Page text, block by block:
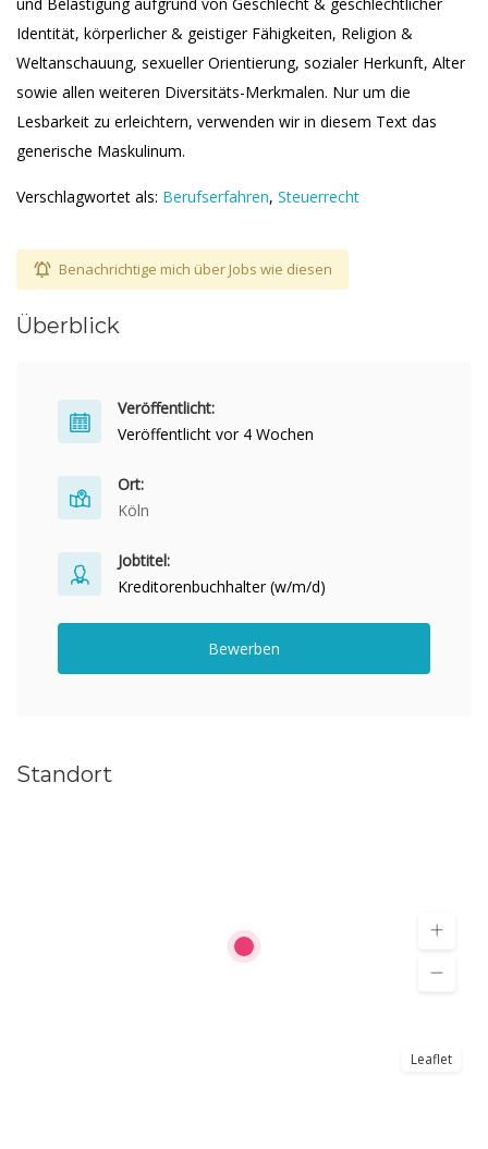
Identität, körperlicher & geistiger Fähigkeiten, Religion &
Weltanschauung, sexueller Orientierung, sozialer Herkunft, Alter
sowie allen weiteren Diversitäts-Merkmalen. Nur um die
Lesbarkeit zu erleichtern, verwenden wir in diesem Text das
generische Maskulinum.
Verschlagwortet als: Berufserfahren, Steuerrecht
Benachrichtige mich über Jobs wie diesen
Überblick
Veröffentlicht:
Veröffentlicht vor 4 Wochen
Ort:
Köln
Jobtitel:
Kreditorenbuchhalter (w/m/d)
Bewerben
Standort
Leaflet